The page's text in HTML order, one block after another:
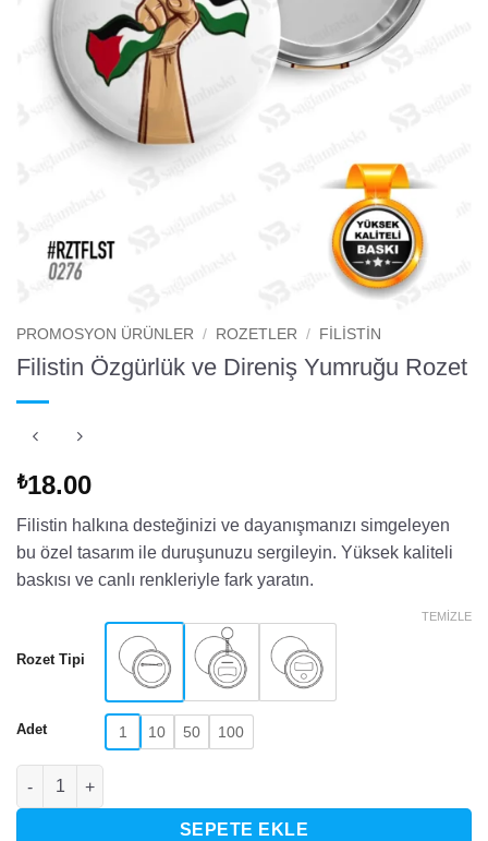
PROMOSYON ÜRÜNLER / ROZETLER / FILISTIN
Filistin Özgürlük ve Direniş Yumruğu Rozet
₺18.00
Filistin halkına desteğinizi ve dayanışmanızı simgeleyen
bu özel tasarım ile duruşunuzu sergileyin. Yüksek kaliteli
baskısı ve canlı renkleriyle fark yaratın.
Rozet Tipi
Adet 1 10 50 100
TEMIZLE
Filistin Özgürlük ve Direniş Yumruğu Rozet adet
SEPETE EKLE